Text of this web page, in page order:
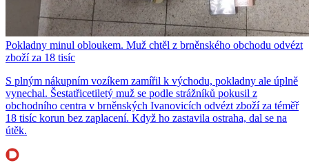
Pokladny minul obloukem. Muž chtěl z brněnského obchodu odvézt
zboží za 18 tisíc
S plným nákupním vozíkem zamířil k východu, pokladny ale úplně
vynechal. Šestatřicetiletý muž se podle strážníků pokusil z
obchodního centra v brněnských Ivanovicích odvézt zboží za téměř
18 tisíc korun bez zaplacení. Když ho zastavila ostraha, dal se na
útěk.